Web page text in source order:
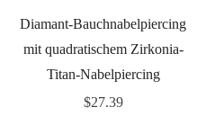
Diamant-Bauchnabelpiercing
mit quadratischem Zirkonia-
Titan-Nabelpiercing
Regulärer
$27.39